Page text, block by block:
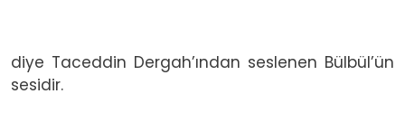
diye Taceddin Dergah’ından seslenen Bülbül’ün
sesidir.